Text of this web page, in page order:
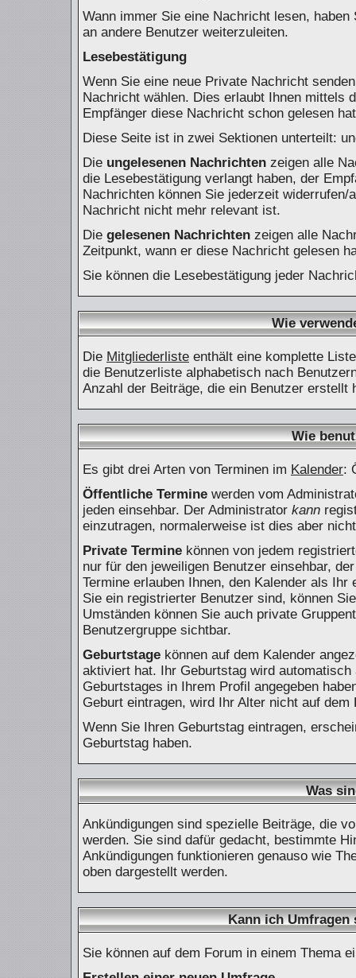
Wann immer Sie eine Nachricht lesen,
an andere Benutzer weiterzuleiten.
Lesebestätigung
Wenn Sie eine neue Private Nachricht
Nachricht wählen. Dies erlaubt Ihnen mittels
Empfänger diese Nachricht schon gelesen
Diese Seite ist in zwei Sektionen unterteilt:
Die ungelesenen Nachrichten zeigen alle
die Lesebestätigung verlangt haben, der
Nachrichten können Sie jederzeit
Nachricht nicht mehr relevant ist.
Die gelesenen Nachrichten zeigen alle
Zeitpunkt, wann er diese Nachricht gelesen
Sie können die Lesebestätigung jeder
Wie
Die Mitgliederliste enthält eine komplette
die Benutzerliste alphabetisch nach
Anzahl der Beiträge, die ein Benutzer erstellt
Wie
Es gibt drei Arten von Terminen im Kalender:
Öffentliche Termine werden vom
jeden einsehbar. Der Administrator kann
einzutragen, normalerweise ist dies aber
Private Termine können von jedem
nur für den jeweiligen Benutzer einsehbar,
Termine erlauben Ihnen, den Kalender als
Sie ein registrierter Benutzer sind, können
Umständen können Sie auch private
Benutzergruppe sichtbar.
Geburtstage können auf dem Kalender
aktiviert hat. Ihr Geburtstag wird
Geburtstages in Ihrem Profil angegeben
Geburt eintragen, wird Ihr Alter nicht auf dem
Wenn Sie Ihren Geburtstag eintragen,
Geburtstag haben.
Was
Ankündigungen sind spezielle Beiträge, die
werden. Sie sind dafür gedacht, bestimmte
Ankündigungen funktionieren genauso wie
oben dargestellt werden.
Kann ich Umfragen
Sie können auf dem Forum in einem Thema